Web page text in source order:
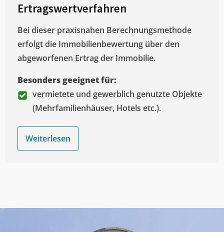
Ertragswertverfahren
Bei dieser praxisnahen Berechnungsmethode
erfolgt die Immobilienbewertung über den
abgeworfenen Ertrag der Immobilie.
Besonders geeignet für:
vermietete und gewerblich genutzte Objekte
(Mehrfamilienhäuser, Hotels etc.).
Weiterlesen